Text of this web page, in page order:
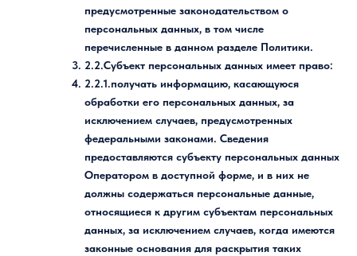
предусмотренные законодательством о
персональных данных, в том числе
перечисленные в данном разделе Политики.
2.2.Субъект персональных данных имеет право:
2.2.1.получать информацию, касающуюся
обработки его персональных данных, за
исключением случаев, предусмотренных
федеральными законами. Сведения
предоставляются субъекту персональных данных
Оператором в доступной форме, и в них не
должны содержаться персональные данные,
относящиеся к другим субъектам персональных
данных, за исключением случаев, когда имеются
законные основания для раскрытия таких